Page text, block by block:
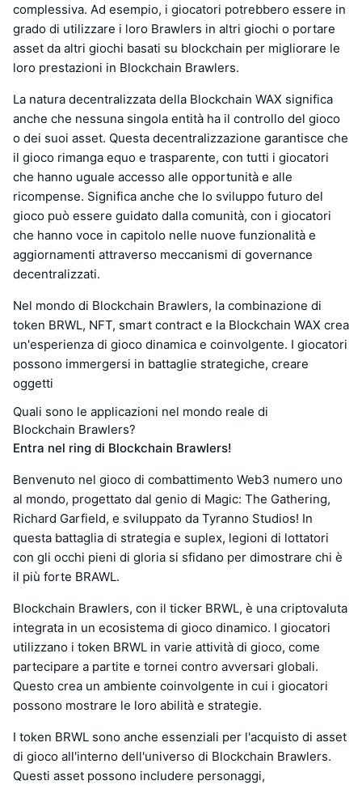
complessiva. Ad esempio, i giocatori potrebbero essere in
grado di utilizzare i loro Brawlers in altri giochi o portare
asset da altri giochi basati su blockchain per migliorare le
loro prestazioni in Blockchain Brawlers.
La natura decentralizzata della Blockchain WAX significa
anche che nessuna singola entità ha il controllo del gioco
o dei suoi asset. Questa decentralizzazione garantisce che
il gioco rimanga equo e trasparente, con tutti i giocatori
che hanno uguale accesso alle opportunità e alle
ricompense. Significa anche che lo sviluppo futuro del
gioco può essere guidato dalla comunità, con i giocatori
che hanno voce in capitolo nelle nuove funzionalità e
aggiornamenti attraverso meccanismi di governance
decentralizzati.
Nel mondo di Blockchain Brawlers, la combinazione di
token BRWL, NFT, smart contract e la Blockchain WAX crea
un'esperienza di gioco dinamica e coinvolgente. I giocatori
possono immergersi in battaglie strategiche, creare
oggetti
Quali sono le applicazioni nel mondo reale di
Blockchain Brawlers?
Entra nel ring di Blockchain Brawlers!
Benvenuto nel gioco di combattimento Web3 numero uno
al mondo, progettato dal genio di Magic: The Gathering,
Richard Garfield, e sviluppato da Tyranno Studios! In
questa battaglia di strategia e suplex, legioni di lottatori
con gli occhi pieni di gloria si sfidano per dimostrare chi è
il più forte BRAWL.
Blockchain Brawlers, con il ticker BRWL, è una criptovaluta
integrata in un ecosistema di gioco dinamico. I giocatori
utilizzano i token BRWL in varie attività di gioco, come
partecipare a partite e tornei contro avversari globali.
Questo crea un ambiente coinvolgente in cui i giocatori
possono mostrare le loro abilità e strategie.
I token BRWL sono anche essenziali per l'acquisto di asset
di gioco all'interno dell'universo di Blockchain Brawlers.
Questi asset possono includere personaggi,